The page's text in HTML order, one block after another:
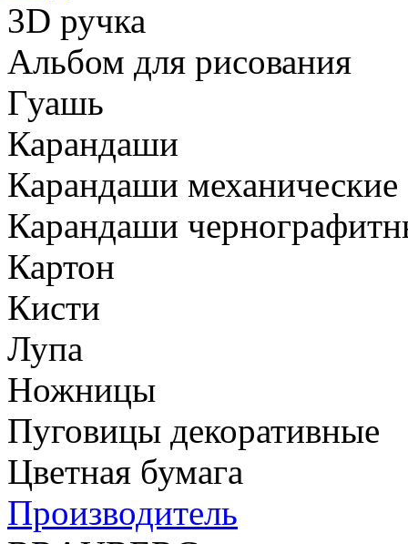
3D ручка
Альбом для рисования
Гуашь
Карандаши
Карандаши механические
Карандаши
Картон
Кисти
Лупа
Ножницы
Пуговицы декоративные
Цветная бумага
Производитель